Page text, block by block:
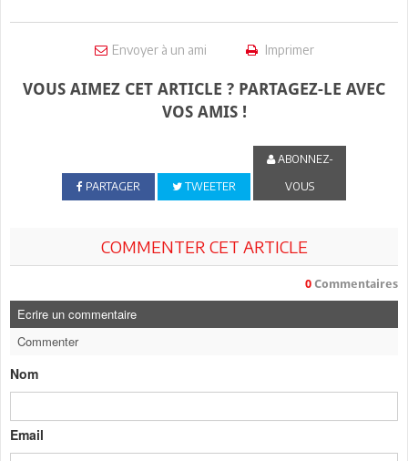
Envoyer à un ami Imprimer
VOUS AIMEZ CET ARTICLE ? PARTAGEZ-LE AVEC
VOS AMIS !
PARTAGER TWEETER
ABONNEZ-
VOUS
COMMENTER CET ARTICLE
0 Commentaires
Ecrire un commentaire
Commenter
Nom
Email